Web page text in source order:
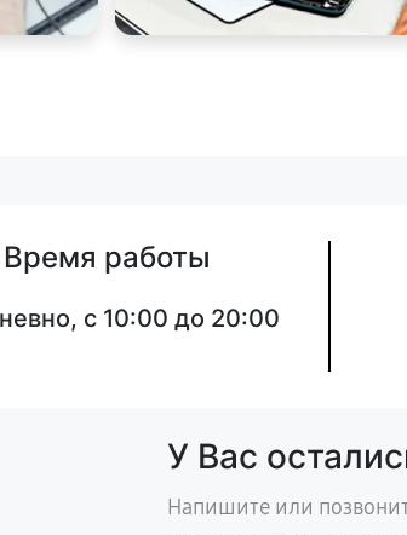
Время работы
с 10:00 до 20:00
У Вас
Напишите или